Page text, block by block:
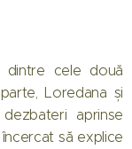
cele două
Loredana și
aprinse
să explice